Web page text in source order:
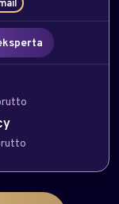
11:34:25